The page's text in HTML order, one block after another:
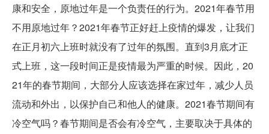
康和安全，原地过年是一个负责任的行为。2021年春节用
不用原地过年？2021年春节正好赶上疫情的爆发，让我们
在正月初六上班时就没有了过年的氛围。直到3月底才正
式上班，这一段时间正是疫情最为严重的时候。因此，20
21年的春节期间，大部分人应该选择在家过年，减少人员
流动和外出，以保护自己和他人的健康。2021春节期间有
冷空气吗？春节期间是否会有冷空气，主要取决于具体的